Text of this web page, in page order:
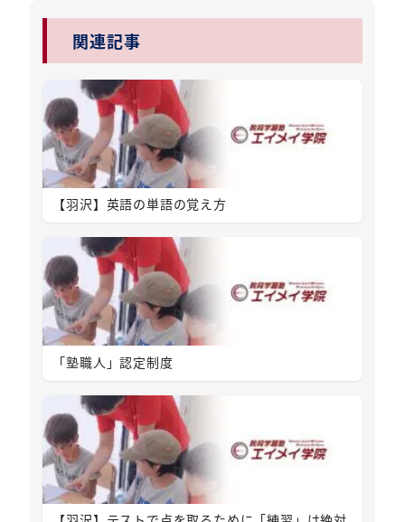
関連記事
【羽沢】英語の単語の覚え方
「塾職人」認定制度